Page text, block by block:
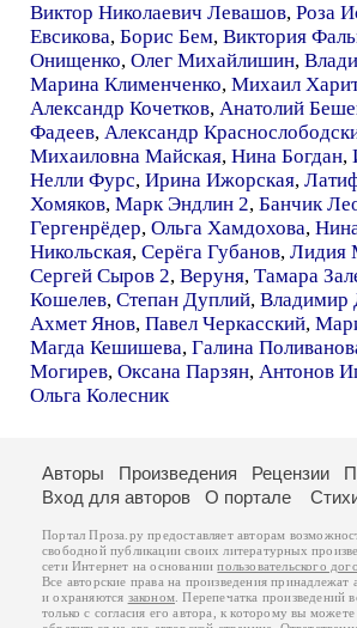
Виктор Николаевич Левашов, Роза
Евсикова, Борис Бем, Виктория
Онищенко, Олег Михайлишин,
Марина Клименченко, Михаил
Александр Кочетков, Анатолий
Фадеев, Александр
Михаиловна Майская, Нина Богдан,
Нелли Фурс, Ирина Ижорская,
Хомяков, Марк Эндлин 2, Банчик
Гергенрёдер, Ольга Хамдохова,
Никольская, Серёга Губанов, Лидия
Сергей Сыров 2, Веруня, Тамара
Кошелев, Степан Дуплий, Владимир
Ахмет Янов, Павел Черкасский,
Магда Кешишева, Галина
Могирев, Оксана Парзян, Антонов
Ольга Колесник
Авторы Произведения Рецензии
Вход для авторов
О портале
Портал Проза.ру предоставляет авторам
свободной публикации своих литературных
сети Интернет на основаниипользовательского
Все авторские права на произведения принадлежат
и охраняются законом . Перепечатка произведений
только с согласия его автора, к которому вы можете